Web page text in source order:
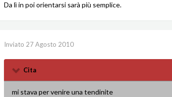
Da lì in poi orientarsi sarà più semplice.
Inviato 27 Agosto 2010
Cita
mi stava per venire una tendinite